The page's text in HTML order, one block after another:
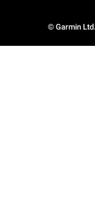
© Garmin